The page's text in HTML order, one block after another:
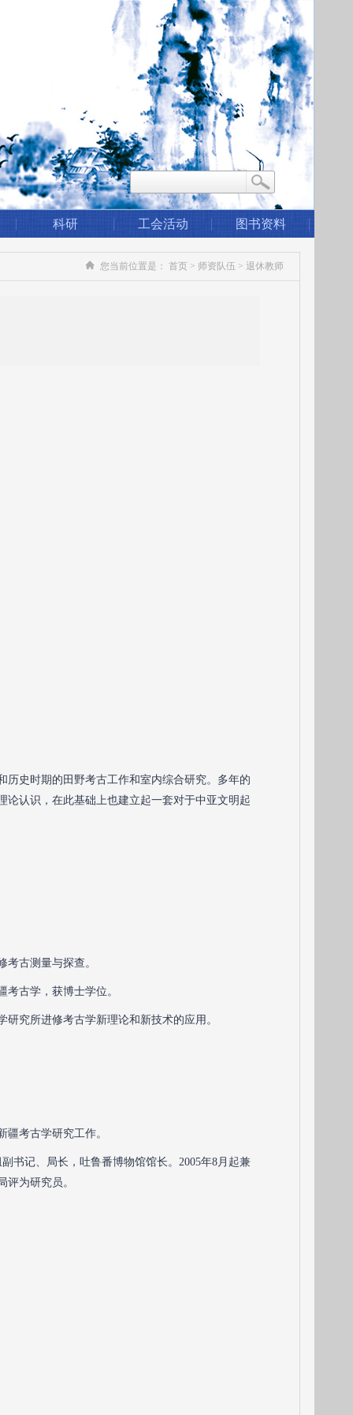
科研 工会活动 图书资料
您当前位置是： 首页 > 师资队伍 > 退休教师
历史时期的田野考古工作和室内综合研究。多年的
论认识，在此基础上也建立起一套对于中亚文明起
古测量与探查。
古学，获博士学位。
究所进修考古学新理论和新技术的应用。
考古学研究工作。
书记、局长，吐鲁番博物馆馆长。2005年8月起兼
评为研究员。